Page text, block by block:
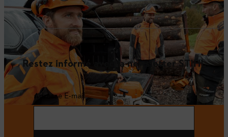
Restez informé avec la newsletter STIHL
Adresse E-mail